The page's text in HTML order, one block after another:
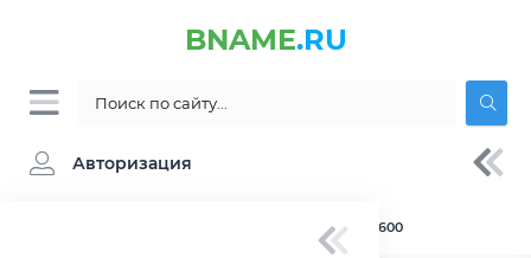
BNAME.RU
Авторизация
» Сравнение AMD Phenom X4 9600